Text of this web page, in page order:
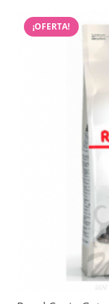
¡OFERTA!